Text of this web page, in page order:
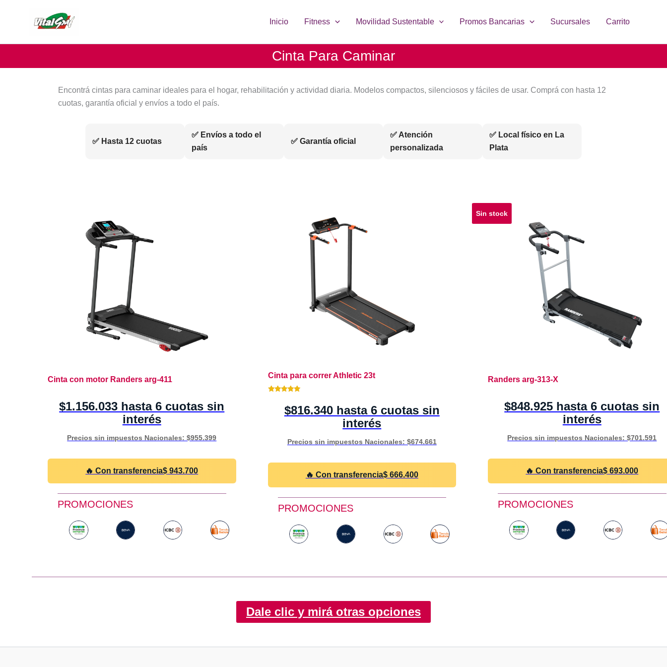
Inicio Fitness Movilidad Sustentable Promos Bancarias Sucursales Carrito
Cinta Para Caminar
Encontrá cintas para caminar ideales para el hogar, rehabilitación y actividad diaria. Modelos compactos, silenciosos y fáciles de usar. Comprá con hasta 12
cuotas, garantía oficial y envíos a todo el país.
✅ Hasta 12 cuotas
✅ Envíos a todo el
país
✅ Garantía oficial
✅ Atención
personalizada
✅ Local físico en La
Plata
Cinta con motor Randers arg-411
$1.156.033 hasta 6 cuotas sin
interés
Precios sin impuestos Nacionales: $955.399
🔥 Con transferencia$ 943.700
PROMOCIONES
Cinta para correr Athletic 23t
$816.340 hasta 6 cuotas sin
interés
Precios sin impuestos Nacionales: $674.661
🔥 Con transferencia$666.400
PROMOCIONES
Randers arg-313-X
$848.925 hasta 6 cuotas sin
interés
Precios sin impuestos Nacionales: $701.591
🔥 Con transferencia$ 693.000
PROMOCIONES
Sin stock
Dale clic y mirá otras opciones